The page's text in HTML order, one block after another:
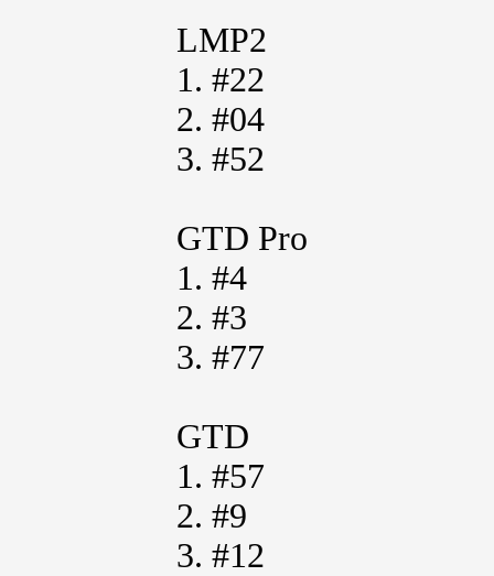
LMP2
1. #22
2. #04
3. #52
GTD Pro
1. #4
2. #3
3. #77
GTD
1. #57
2. #9
3. #12